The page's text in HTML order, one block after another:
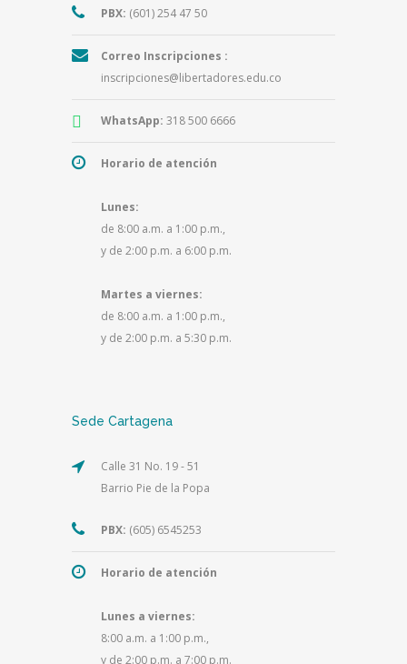
PBX: (601) 254 47 50
Correo Inscripciones :
inscripciones@libertadores.edu.co
WhatsApp: 318 500 6666
Horario de atención
Lunes:
de 8:00 a.m. a 1:00 p.m.,
y de 2:00 p.m. a 6:00 p.m.
Martes a viernes:
de 8:00 a.m. a 1:00 p.m.,
y de 2:00 p.m. a 5:30 p.m.
Sede Cartagena
Calle 31 No. 19 - 51
Barrio Pie de la Popa
PBX: (605) 6545253
Horario de atención
Lunes a viernes:
8:00 a.m. a 1:00 p.m.,
y de 2:00 p.m. a 7:00 p.m.